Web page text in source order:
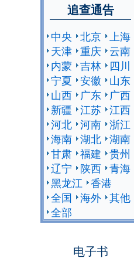
追查通告
中央 北京 上海
天津 重庆 云南
内蒙 吉林
四川
宁夏 安徽
山东
山西
广东
广西
新疆 江苏 江西
河北 河南 浙江
海南 湖北 湖南
甘肃 福建 贵州
辽宁
陕西 青海
黑龙江 香港
全国 海外 其他
全部
电子书